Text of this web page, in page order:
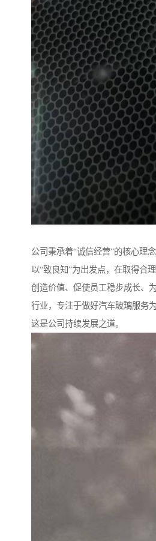
公司秉承着“诚信经营”的核心理
以“致良知”为出发点，在取得合
创造价值、促使员工稳步成长、
行业，专注于做好汽车玻璃服务
这是公司持续发展之道。